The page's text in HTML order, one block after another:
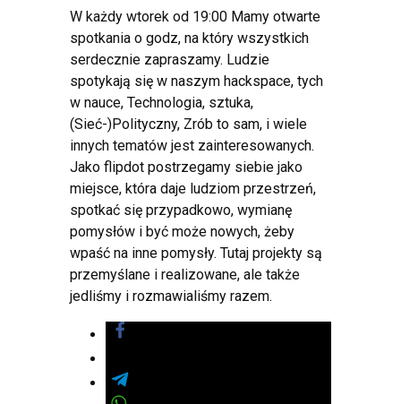
W każdy wtorek od 19:00 Mamy otwarte
spotkania o godz, na który wszystkich
serdecznie zapraszamy. Ludzie
spotykają się w naszym hackspace, tych
w nauce, Technologia, sztuka,
(Sieć-)Polityczny, Zrób to sam, i wiele
innych tematów jest zainteresowanych.
Jako flipdot postrzegamy siebie jako
miejsce, która daje ludziom przestrzeń,
spotkać się przypadkowo, wymianę
pomysłów i być może nowych, żeby
wpaść na inne pomysły. Tutaj projekty są
przemyślane i realizowane, ale także
jedliśmy i rozmawialiśmy razem.